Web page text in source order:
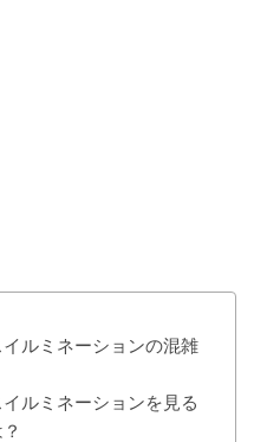
ルミネーションの混雑
ルミネーションを見る